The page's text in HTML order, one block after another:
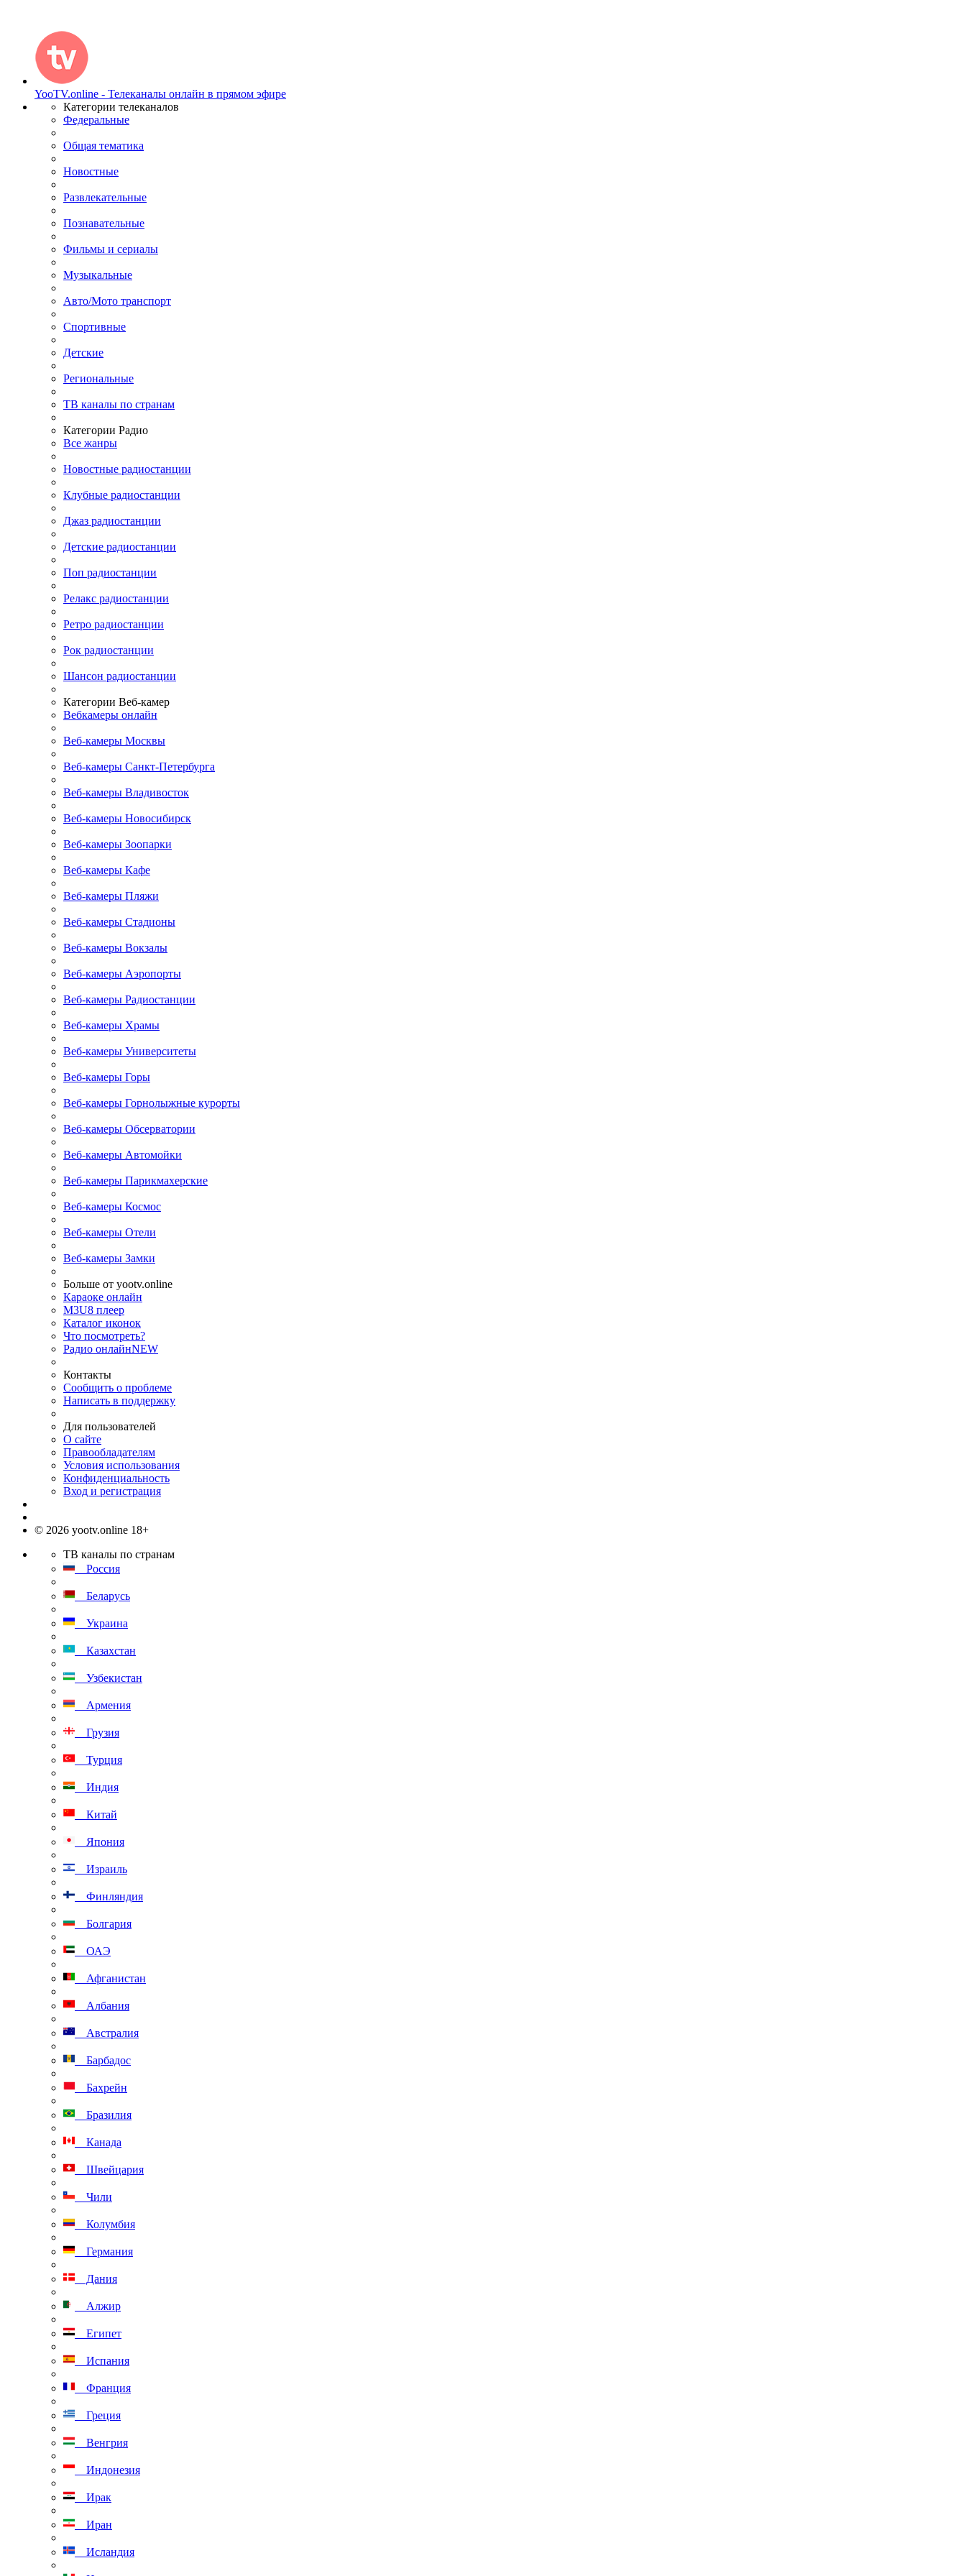
YooTV.online - Телеканалы онлайн в прямом эфире
Категории телеканалов
Федеральные
Общая тематика
Новостные
Развлекательные
Познавательные
Фильмы и сериалы
Музыкальные
Авто/Мото транспорт
Спортивные
Детские
Региональные
ТВ каналы по странам
Категории Радио
Все жанры
Новостные радиостанции
Клубные радиостанции
Джаз радиостанции
Детские радиостанции
Поп радиостанции
Релакс радиостанции
Ретро радиостанции
Рок радиостанции
Шансон радиостанции
Категории Веб-камер
Вебкамеры онлайн
Веб-камеры Москвы
Веб-камеры Санкт-Петербурга
Веб-камеры Владивосток
Веб-камеры Новосибирск
Веб-камеры Зоопарки
Веб-камеры Кафе
Веб-камеры Пляжи
Веб-камеры Стадионы
Веб-камеры Вокзалы
Веб-камеры Аэропорты
Веб-камеры Радиостанции
Веб-камеры Храмы
Веб-камеры Университеты
Веб-камеры Горы
Веб-камеры Горнолыжные курорты
Веб-камеры Обсерватории
Веб-камеры Автомойки
Веб-камеры Парикмахерские
Веб-камеры Космос
Веб-камеры Отели
Веб-камеры Замки
Больше от yootv.online
Караоке онлайн
M3U8 плеер
Каталог иконок
Что посмотреть?
Радио онлайнNEW
Контакты
Сообщить о проблеме
Написать в поддержку
Для пользователей
О сайте
Правообладателям
Условия использования
Конфиденциальность
Вход и регистрация
© 2026 yootv.online 18+
ТВ каналы по странам
Россия
Беларусь
Украина
Казахстан
Узбекистан
Армения
Грузия
Турция
Индия
Китай
Япония
Израиль
Финляндия
Болгария
ОАЭ
Афганистан
Албания
Австралия
Барбадос
Бахрейн
Бразилия
Канада
Швейцария
Чили
Колумбия
Германия
Дания
Алжир
Египет
Испания
Франция
Греция
Венгрия
Индонезия
Ирак
Иран
Исландия